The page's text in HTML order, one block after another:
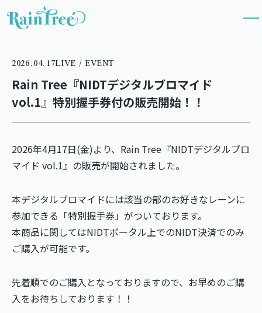
2026.04.17LIVE / EVENT
Rain Tree『NIDTデジタルブロマイド
vol.1』特別握手券付の販売開始！！
2026年4月17日(金)より、Rain Tree『NIDTデジタルブロ
マイド vol.1』の販売が開始されました。
本デジタルブロマイドには該当の部のお好きなレーンに
参加できる「特別握手券」がついております。
本商品に関してはNIDTポータル上でのNIDT決済でのみ
ご購入が可能です。
先着順でのご購入となっておりますので、お早めのご購
入をお待ちしております！！